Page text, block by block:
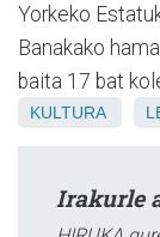
Yorkeko
Banakako
baita 17 bat
KULTURA
Irakurle